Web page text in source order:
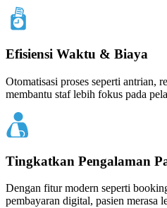
Efisiensi Waktu & Biaya
Otomatisasi proses seperti antrian,
membantu staf lebih fokus pada
Tingkatkan Pengalaman
Dengan fitur modern seperti
pembayaran digital, pasien merasa